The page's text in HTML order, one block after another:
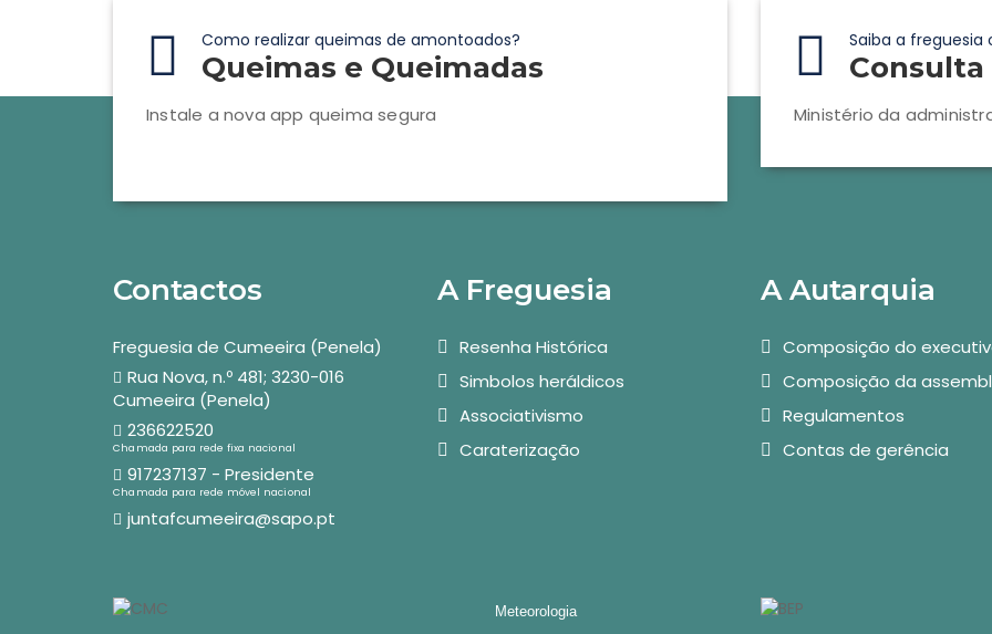
Como realizar queimas de amontoados?
Queimas e Queimadas
Instale a nova app queima segura
Saiba a
Ministério da
Contactos
Freguesia de Cumeeira (Penela)
Rua Nova, n.º 481; 3230-016
Cumeeira (Penela)
236622520
Chamada para rede fixa nacional
917237137 - Presidente
Chamada para rede móvel nacional
juntafcumeeira@sapo.pt
A Freguesia
Resenha Histórica
Simbolos heráldicos
Associativismo
Caraterização
A Autarquia
Composição do
Composição da
Regulamentos
Contas de gerência